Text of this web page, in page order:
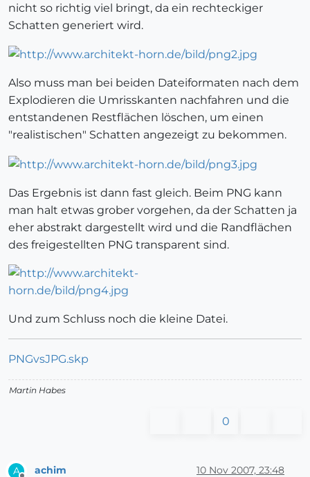
nicht so richtig viel bringt, da ein rechteckiger
Schatten generiert wird.
Also muss man bei beiden Dateiformaten nach dem
Explodieren die Umrisskanten nachfahren und die
entstandenen Restflächen löschen, um einen
"realistischen" Schatten angezeigt zu bekommen.
Das Ergebnis ist dann fast gleich. Beim PNG kann
man halt etwas grober vorgehen, da der Schatten ja
eher abstrakt dargestellt wird und die Randflächen
des freigestellten PNG transparent sind.
Und zum Schluss noch die kleine Datei.
PNGvsJPG.skp
Martin Habes
0
A achim 10 Nov 2007, 23:48